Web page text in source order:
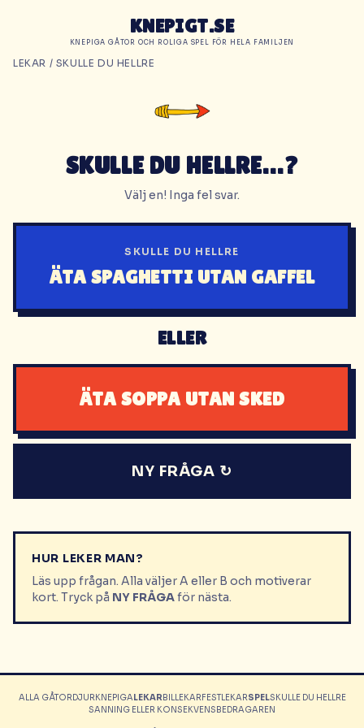
KNEPIGT.SE
KNEPIGA GÅTOR OCH ROLIGA SPEL FÖR HELA FAMILJEN
LEKAR / SKULLE DU HELLRE
SKULLE DU HELLRE…?
Välj en! Inga fel svar.
SKULLE DU HELLRE
ÄTA SPAGHETTI UTAN GAFFEL
ELLER
ÄTA SOPPA UTAN SKED
NY FRÅGA ↻
HUR LEKER MAN?
Läs upp frågan. Alla väljer A eller B och motiverar
kort. Tryck på NY FRÅGAför nästa.
ALLA GÅTORDJURKNEPIGALEKARBILLEKARFESTLEKARSPELSKULLE DU HELLRE
SANNING ELLER KONSEKVENSBEDRAGAREN